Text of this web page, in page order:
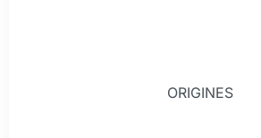
ORIGINES